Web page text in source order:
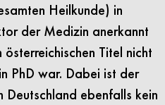
Heilkunde) in
der Medizin anerkannt
Titel nicht
PhD war. Dabei ist der
ebenfalls kein